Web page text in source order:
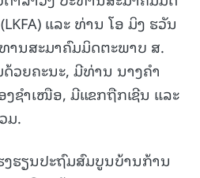
ແລະ ທ່ານ ໂອ ມິງ ຮວັນ
ານສະມາຄົມມິດຕະພາບ ສ.
ດ້ວຍຄະນະ, ມີທ່ານ ນາງຄຳ
ງຊຳເໜືອ, ມີແຂກຖືກເຊີນ ແລະ
ມ.
ງຮຽນປະຖົມສົມບູນບ້ານກ້ານ